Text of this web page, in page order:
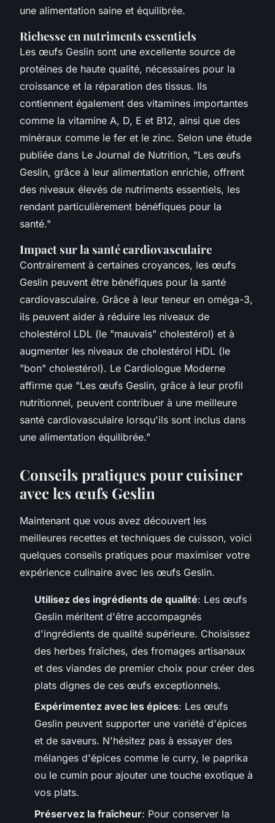
une alimentation saine et équilibrée.
Richesse en nutriments essentiels
Les œufs Geslin sont une excellente source de
protéines de haute qualité, nécessaires pour la
croissance et la réparation des tissus. Ils
contiennent également des vitamines importantes
comme la vitamine A, D, E et B12, ainsi que des
minéraux comme le fer et le zinc. Selon une étude
publiée dans Le Journal de Nutrition, "Les œufs
Geslin, grâce à leur alimentation enrichie, offrent
des niveaux élevés de nutriments essentiels, les
rendant particulièrement bénéfiques pour la
santé."
Impact sur la santé cardiovasculaire
Contrairement à certaines croyances, les œufs
Geslin peuvent être bénéfiques pour la santé
cardiovasculaire. Grâce à leur teneur en oméga-3,
ils peuvent aider à réduire les niveaux de
cholestérol LDL (le "mauvais" cholestérol) et à
augmenter les niveaux de cholestérol HDL (le
"bon" cholestérol). Le Cardiologue Moderne
affirme que "Les œufs Geslin, grâce à leur profil
nutritionnel, peuvent contribuer à une meilleure
santé cardiovasculaire lorsqu'ils sont inclus dans
une alimentation équilibrée."
Conseils pratiques pour cuisiner
avec les œufs Geslin
Maintenant que vous avez découvert les
meilleures recettes et techniques de cuisson, voici
quelques conseils pratiques pour maximiser votre
expérience culinaire avec les œufs Geslin.
Utilisez des ingrédients de qualité: Les œufs
Geslin méritent d'être accompagnés
d'ingrédients de qualité supérieure. Choisissez
des herbes fraîches, des fromages artisanaux
et des viandes de premier choix pour créer des
plats dignes de ces œufs exceptionnels.
Expérimentez avec les épices: Les œufs
Geslin peuvent supporter une variété d'épices
et de saveurs. N'hésitez pas à essayer des
mélanges d'épices comme le curry, le paprika
ou le cumin pour ajouter une touche exotique à
vos plats.
Préservez la fraîcheur: Pour conserver la